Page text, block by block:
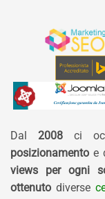
Dal 2008 ci
posizionamento e
views per ogni
ottenuto diverse